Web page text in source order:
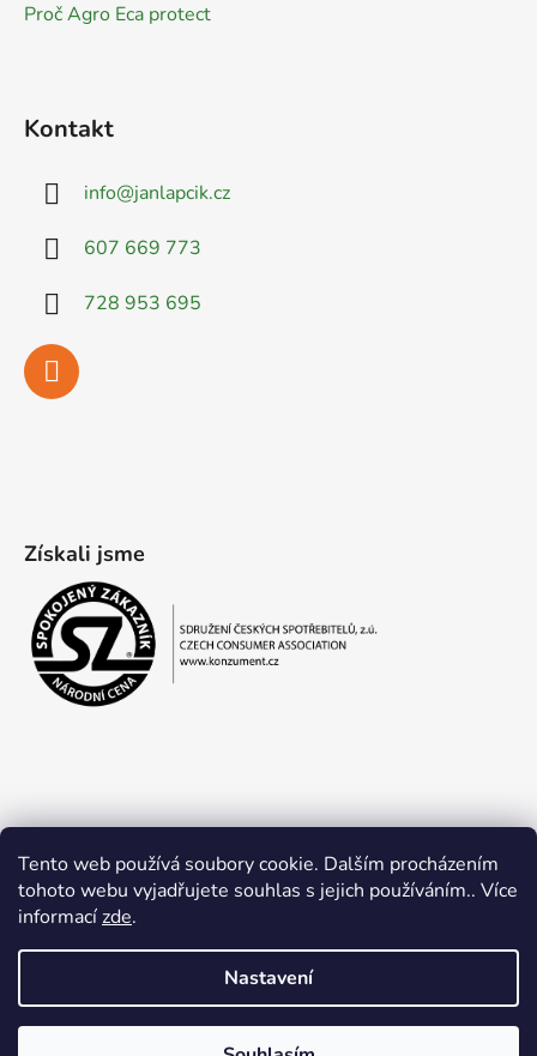
Tento web používá soubory cookie. Dalším procházením
tohoto webu vyjadřujete souhlas s jejich používáním.. Více
informacízde.
Nastavení
Proč Agro Eca protect
Kontakt
info@janlapcik.cz
607 669 773
728 953 695
Získali jsme
Obchodní podmínky Ochrana osobních údajů